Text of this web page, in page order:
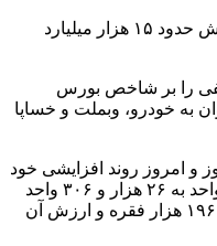
همچنین ۴۹۷ هزار فقره معامله به ارزش حدود ۱۵ هزار میلیارد
را بر شاخص بورس
به خودرو، وبملت و خساپا
امروز روند افزایشی خود
را حفظ کرد؛ به طوری که با رشد ۵۳ واحد به ۲۶ هزار و ۳۰۶ واحد
رسید. تعداد معاملات امروز فرابورس ۱۹۶ هزار فقره و ارزش آن